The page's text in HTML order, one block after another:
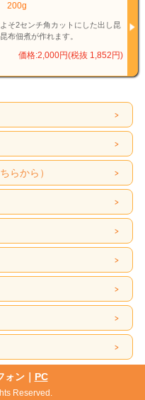
200g
そ2センチ角カットにした出し昆
布佃煮が作れます。
価格:2,000円(税抜 1,852円)
らから）
ン｜ PC
Reserved.